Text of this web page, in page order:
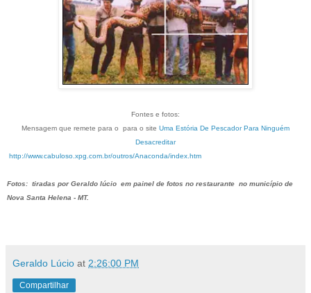
Fontes e fotos:
Mensagem que remete para o para o site Uma Estória De Pescador Para Ninguém
Desacreditar
http://www.cabuloso.xpg.com.br/outros/Anaconda/index.htm
Fotos: tiradas por Geraldo lúcio em painel de fotos no restaurante no município de
Nova Santa Helena - MT.
Geraldo Lúcio at 2:26:00 PM
Compartilhar